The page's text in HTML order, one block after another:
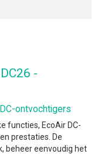
-
ontvochtigers
functies, EcoAir DC-
prestaties. De
beheer eenvoudig het